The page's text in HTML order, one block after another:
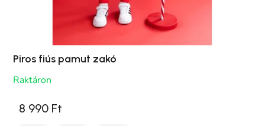
Piros fiús pamut zakó
Raktáron
8 990 Ft